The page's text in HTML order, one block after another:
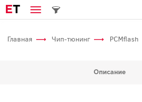
ET
Главная Чип-тюнинг PCMflash
Описание